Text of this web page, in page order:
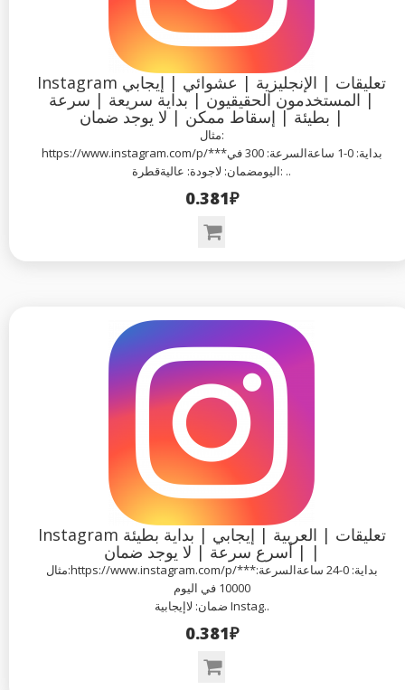
Instagram تعليقات | الإنجليزية | عشوائي | إيجابي
| المستخدمون الحقيقيون | بداية سريعة | سرعة
بطيئة | إسقاط ممكن | لا يوجد ضمان |
مثال:
https://www.instagram.com/p/***بداية: 0-1 ساعةالسرعة: 300 في
اليومضمان: لاجودة: عاليةقطرة: ..
0.381₽
Instagram تعليقات | العربية | إيجابي | بداية بطيئة
| أسرع سرعة | لا يوجد ضمان |
مثال:https://www.instagram.com/p/***بداية: 0-24 ساعةالسرعة:
10000 في اليوم
ضمان: لاإيجابية Instag..
0.381₽